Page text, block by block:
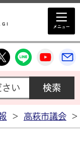
萩市公式
高萩市公式X
高萩市
高
> 高萩市議会 >